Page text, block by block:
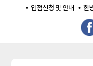
입점신청 및 안내
한